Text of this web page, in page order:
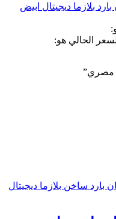
اسبليت 1.5 حصان بارد بلازما ديجيتال ابيض
الحالي هو:
مصري”